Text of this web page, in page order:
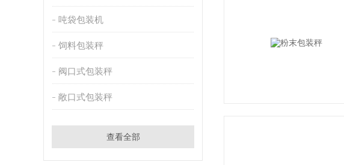
吨袋包装机
饲料包装秤
阀口式包装秤
敞口式包装秤
查看全部